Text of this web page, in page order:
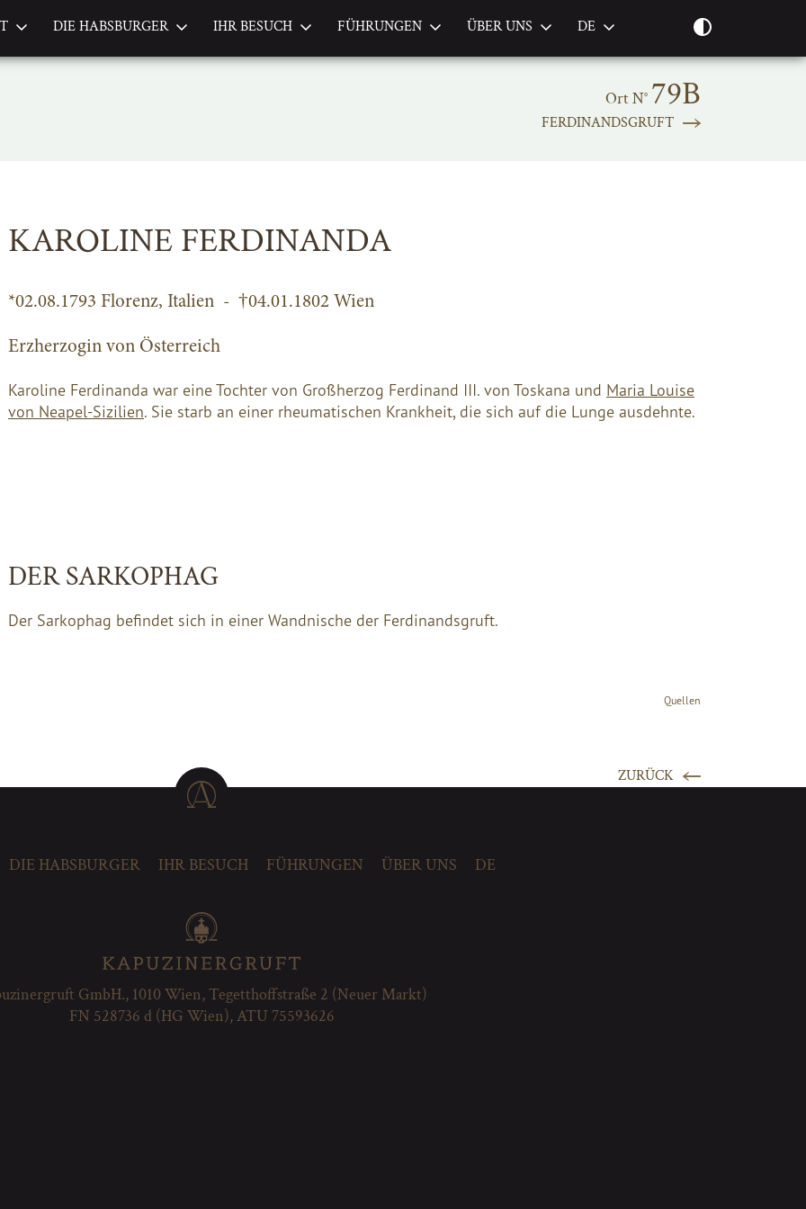
DIE HABSBURGER IHR BESUCH FÜHRUNGEN ÜBER UNS DE
Ort N° 79B
FERDINANDSGRUFT
KAROLINE FERDINANDA
*02.08.1793 Florenz, Italien - †04.01.1802 Wien
Erzherzogin von Österreich
Karoline Ferdinanda war eine Tochter von Großherzog Ferdinand III. von Toskana und Maria Louise
von Neapel-Sizilien. Sie starb an einer rheumatischen Krankheit, die sich auf die Lunge ausdehnte.
DER SARKOPHAG
Der Sarkophag befindet sich in einer Wandnische der Ferdinandsgruft.
Quellen
ZURÜCK
DIE HABSBURGER IHR BESUCH FÜHRUNGEN ÜBER UNS DE
GmbH., 1010 Wien, Tegetthoffstraße 2 (Neuer Markt)
FN 528736 d (HG Wien), ATU 75593626